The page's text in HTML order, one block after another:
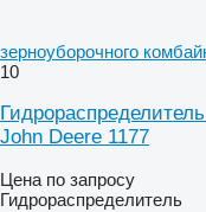
зерноуборочного
10
John Deere 1177
Цена по запросу
Гидрораспределитель